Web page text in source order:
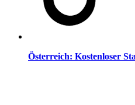
Österreich: Kostenloser